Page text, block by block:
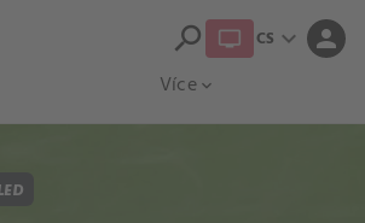
Více expand_more
search CS expand_more person